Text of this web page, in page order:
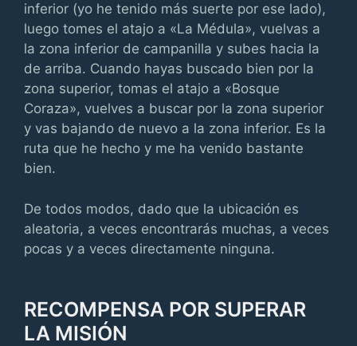
inferior (yo he tenido más suerte por ese lado),
luego tomes el atajo a «La Médula», vuelvas a
la zona inferior de campanilla y subes hacia la
de arriba. Cuando hayas buscado bien por la
zona superior, tomas el atajo a «Bosque
Coraza», vuelves a buscar por la zona superior
y vas bajando de nuevo a la zona inferior. Es la
ruta que he hecho y me ha venido bastante
bien.
De todos modos, dado que la ubicación es
aleatoria, a veces encontrarás muchas, a veces
pocas y a veces directamente ninguna.
RECOMPENSA POR SUPERAR
LA MISIÓN